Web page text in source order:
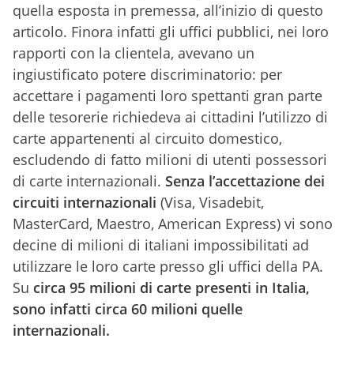
quella esposta in premessa, all’inizio di questo
articolo. Finora infatti gli uffici pubblici, nei loro
rapporti con la clientela, avevano un
ingiustificato potere discriminatorio: per
accettare i pagamenti loro spettanti gran parte
delle tesorerie richiedeva ai cittadini l’utilizzo di
carte appartenenti al circuito domestico,
escludendo di fatto milioni di utenti possessori
di carte internazionali. Senza l’accettazione dei
circuiti internazionali (Visa, Visadebit,
MasterCard, Maestro, American Express) vi sono
decine di milioni di italiani impossibilitati ad
utilizzare le loro carte presso gli uffici della PA.
Su circa 95 milioni di carte presenti in Italia,
sono infatti circa 60 milioni quelle
internazionali.